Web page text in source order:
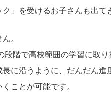
」を受けるお子さんも出て
。
階で高校範囲の学習に取り
に沿うように、だんだん進
ことが可能です。